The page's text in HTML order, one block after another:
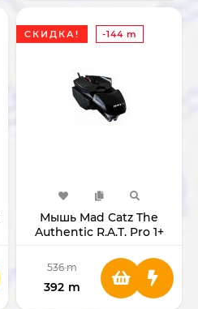
СКИДКА! -144 m
Мышь Mad Catz The
Authentic R.A.T. Pro 1+
536 m
392 m